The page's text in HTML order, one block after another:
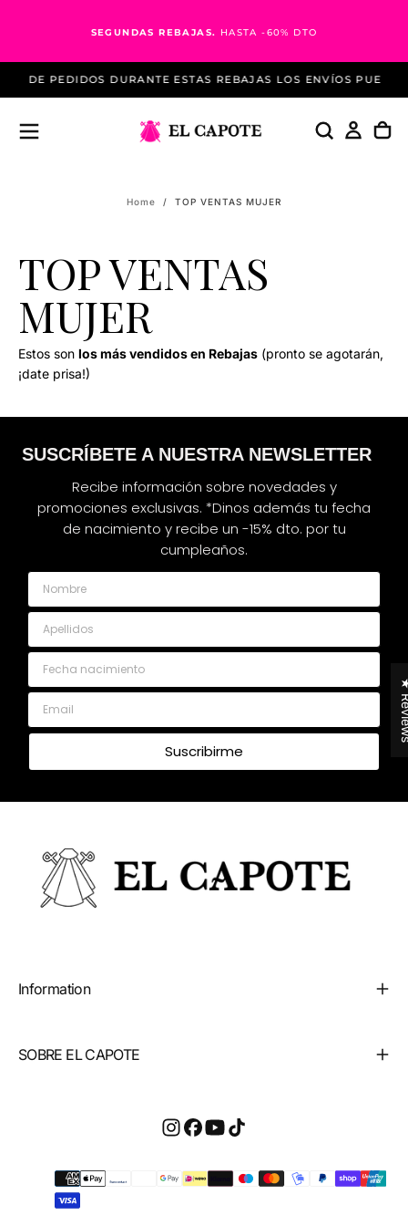
SEGUNDAS REBAJAS. HASTA -60% DTO
DE PEDIDOS DURANTE ESTAS REBAJAS LOS ENVÍOS PUEDEN
Home / TOP VENTAS MUJER
TOP VENTAS
MUJER
Estos son los más vendidos en Rebajas (pronto se agotarán,
¡date prisa!)
SUSCRÍBETE A NUESTRA NEWSLETTER
Recibe información sobre novedades y
promociones exclusivas. *Dinos además tu fecha
de nacimiento y recibe un -15% dto. por tu
cumpleaños.
Nombre
Apellidos
Fecha nacimiento
Email
Suscribirme
Information
SOBRE EL CAPOTE
Payment
methods
★